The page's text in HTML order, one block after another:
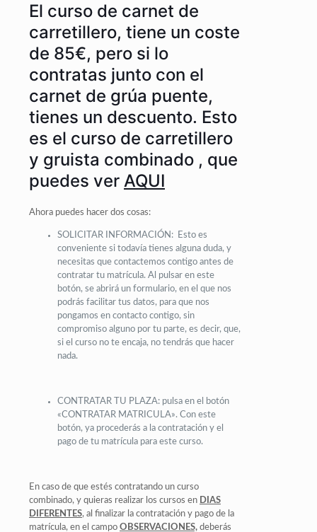
El curso de carnet de
carretillero, tiene un coste
de 85€, pero si lo
contratas junto con el
carnet de grúa puente,
tienes un descuento. Esto
es el curso de carretillero
y gruista combinado , que
puedes ver AQUI
Ahora puedes hacer dos cosas:
SOLICITAR INFORMACIÓN: Esto es
conveniente si todavía tienes alguna duda, y
necesitas que contactemos contigo antes de
contratar tu matrícula. Al pulsar en este
botón, se abrirá un formulario, en el que nos
podrás facilitar tus datos, para que nos
pongamos en contacto contigo, sin
compromiso alguno por tu parte, es decir, que,
si el curso no te encaja, no tendrás que hacer
nada.
CONTRATAR TU PLAZA: pulsa en el botón
«CONTRATAR MATRICULA». Con este
botón, ya procederás a la contratación y el
pago de tu matrícula para este curso.
En caso de que estés contratando un curso
combinado, y quieras realizar los cursos en DIAS
DIFERENTES, al finalizar la contratación y pago de la
matrícula, en el campo OBSERVACIONES, deberás